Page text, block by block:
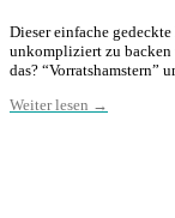
Dieser einfache
unkompliziert zu backen
das? “Vorratshamstern”
Weiter lesen →